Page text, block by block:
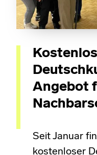
Angebot
Seit Januar
kostenloser